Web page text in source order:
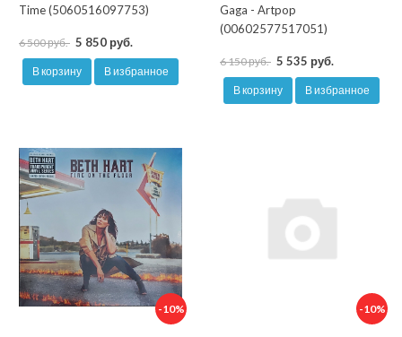
Time (5060516097753)
6 500 руб. 5 850 руб.
В корзину В избранное
Gaga - Artpop
(00602577517051)
6 150 руб. 5 535 руб.
В корзину В избранное
-10% -10%